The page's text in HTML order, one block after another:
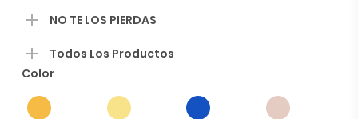
NO TE LOS PIERDAS
Todos Los Productos
Color